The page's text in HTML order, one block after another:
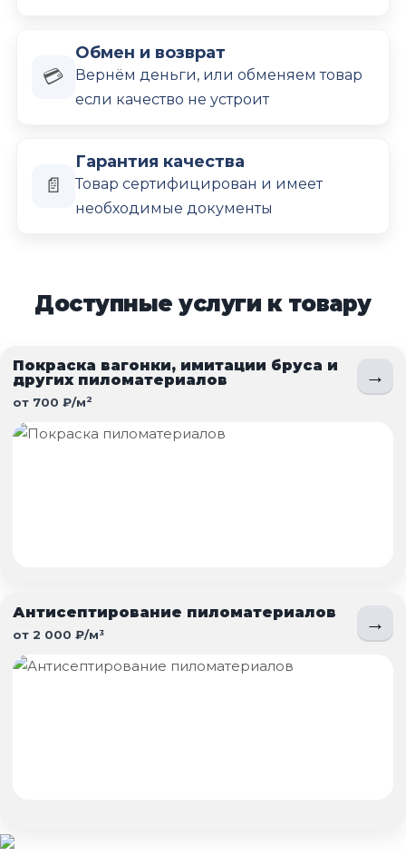
💳
Обмен и возврат
Вернём деньги, или обменяем товар
если качество не устроит
📄
Гарантия качества
Товар сертифицирован и имеет
необходимые документы
Доступные услуги к товару
Покраска вагонки, имитации бруса и
других пиломатериалов
от 700 ₽/м2
→
Антисептирование пиломатериалов
от 2 000 ₽/м³ →